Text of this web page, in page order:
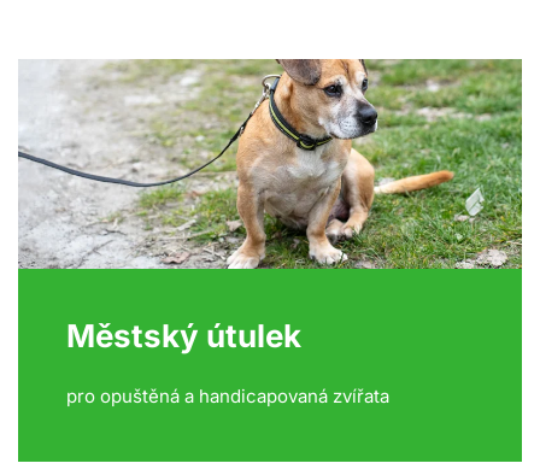
Městský útulek
pro opuštěná a handicapovaná zvířata